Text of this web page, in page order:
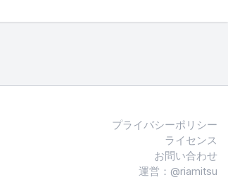
プライバシーポリシー
ライセンス
お問い合わせ
運営：@riamitsu